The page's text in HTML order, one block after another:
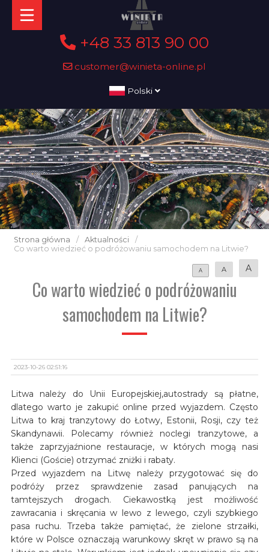
+48 33 813 90 00
customer@winieta-online.pl
Polski
Strona główna / Aktualności
/
Co warto wiedzieć o podróżowaniu samochodem na Litwie?
A A A
Co warto wiedzieć o podróżowaniu
samochodem na Litwie?
2023-10-26 02:51:16
Litwa należy do Unii Europejskiej,autostrady są płatne,
dlatego warto je zakupić online przed wyjazdem. Często
Litwa to kraj tranzytowy do Łotwy, Estonii, Rosji, czy też
Skandynawii. Polecamy również noclegi tranzytowe, a
także zaprzyjaźnione restauracje, w których mogą nasi
Klienci (Goście) otrzymać zniżki i rabaty.
Przed wyjazdem na Litwę należy przygotować się do
podróży przez sprawdzenie zasad panujących na
tamtejszych drogach. Ciekawostką jest możliwość
zawracania i skręcania w lewo z lewego, czyli szybkiego
pasa ruchu. Trzeba także pamiętać, że zielone strzałki,
które w Polsce oznaczają warunkowy skręt w prawo są na